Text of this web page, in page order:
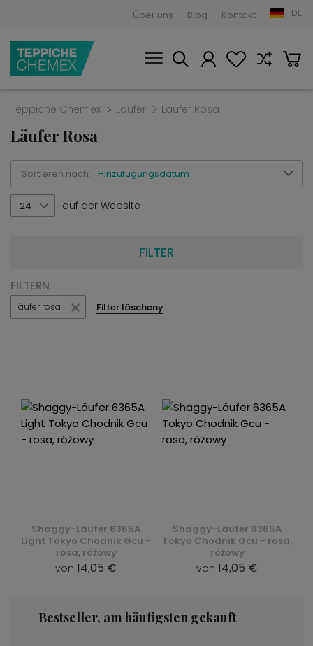
Über uns Blog Kontakt DE
Teppiche Chemex Läufer Läufer Rosa
Läufer Rosa
Sortieren nach: Hinzufügungsdatum
24 auf der Website
FILTER
FILTERN
läufer rosa Filter löscheny
Shaggy-Läufer 6365A
Light Tokyo Chodnik Gcu -
rosa, różowy
von 14,05 €
Shaggy-Läufer 6365A
Tokyo Chodnik Gcu - rosa,
różowy
von 14,05 €
Bestseller, am häufigsten gekauft